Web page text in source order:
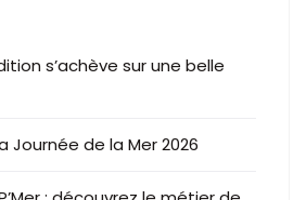
s’achève sur une belle
Journée de la Mer 2026